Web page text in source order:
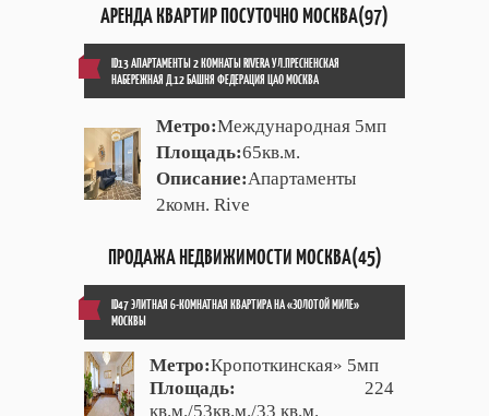
АРЕНДА КВАРТИР ПОСУТОЧНО МОСКВА(97)
ID13 АПАРТАМЕНТЫ 2 КОМНАТЫ RIVERA УЛ.ПРЕСНЕНСКАЯ
НАБЕРЕЖНАЯ Д.12 БАШНЯ ФЕДЕРАЦИЯ ЦАО МОСКВА
Метро:Международная 5мп
Площадь:65кв.м.
Описание:Апартаменты
2комн. Rive
ПРОДАЖА НЕДВИЖИМОСТИ МОСКВА(45)
ID47 ЭЛИТНАЯ 6-КОМНАТНАЯ КВАРТИРА НА «ЗОЛОТОЙ МИЛЕ»
МОСКВЫ
Метро:Кропоткинская» 5мп
Площадь:
224
кв.м./53кв.м./33 кв.м.